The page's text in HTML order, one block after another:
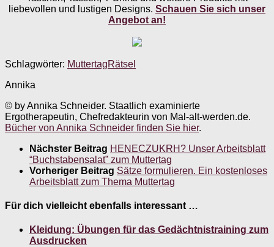
liebevollen und lustigen Designs. Schauen Sie sich unser
Angebot an!
Schlagwörter: MuttertagRätsel
Annika
© by Annika Schneider. Staatlich examinierte
Ergotherapeutin, Chefredakteurin von Mal-alt-werden.de.
Bücher von Annika Schneider finden Sie hier.
Nächster Beitrag HENECZUKRH? Unser Arbeitsblatt
“Buchstabensalat” zum Muttertag
Vorheriger Beitrag Sätze formulieren. Ein kostenloses
Arbeitsblatt zum Thema Muttertag
Für dich vielleicht ebenfalls interessant …
Kleidung: Übungen für das Gedächtnistraining zum
Ausdrucken